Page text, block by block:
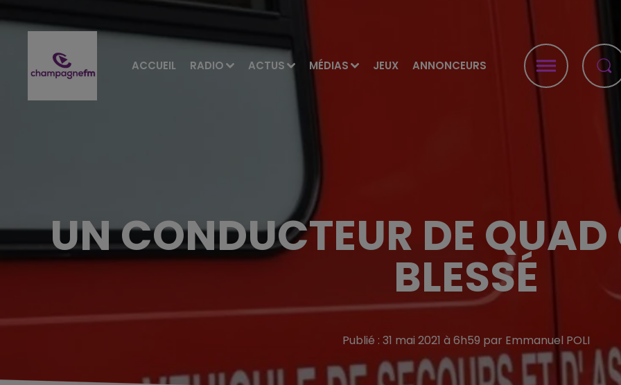
ACCUEIL RADIO ACTUS MÉDIAS JEUX ANNONCEURS
UN CONDUCTEUR DE QUAD
BLESSÉ
Publié : 31 mai 2021 à 6h59 par Emmanuel POLI